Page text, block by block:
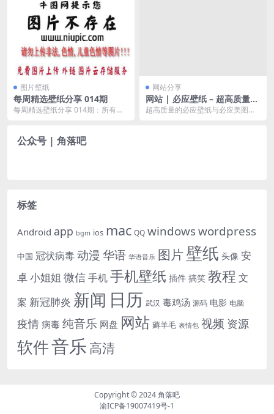
图片壁纸
每周精选壁纸分享 014期
每周精选壁纸分享 014期：所有图
网站分享
网站 | 必应壁纸 – 超高质量的
必应壁纸4K无水印下载
超高质量的必应壁纸与必应美图，b
公众号 | 角落吧
标签
Android app bgm ios mac QQ windowswordpress
中国 冠状病毒动漫 华语 华语音乐 图片 壁纸 头像 安
卓小姐姐 微信手机手机壁纸 插件 搞笑 教程 文
案 新冠肺炎 新闻 日历 武汉 毒鸡汤 源码 电影 电脑
疫情 病毒 纯音乐 网盘 网站 薅羊毛 表情包 视频 资源
软件音乐 高清
Copyright © 2024角落吧
渝ICP备19007419号-1